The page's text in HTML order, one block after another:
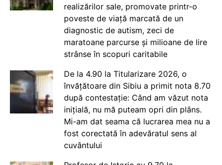
realizărilor sale, promovate printr-o
poveste de viață marcată de un
diagnostic de autism, zeci de
maratoane parcurse și milioane de lire
strânse în scopuri caritabile
De la 4.90 la Titularizare 2026, o
învățătoare din Sibiu a primit nota 8.70
după contestație: Când am văzut nota
inițială, nu mă puteam opri din plâns.
Mi-am dat seama că lucrarea mea nu a
fost corectată în adevăratul sens al
cuvântului